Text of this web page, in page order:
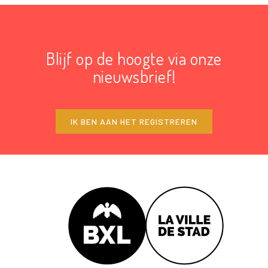
Blijf op de hoogte via onze
nieuwsbrief!
IK BEN AAN HET REGISTREREN